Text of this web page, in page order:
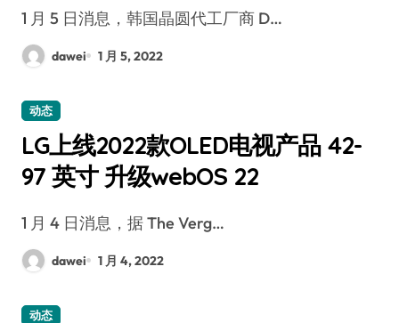
1 月 5 日消息，韩国晶圆代工厂商 D…
dawei 1 月 5, 2022
动态
LG上线2022款OLED电视产品 42-
97 英寸 升级webOS 22
1 月 4 日消息，据 The Verg…
dawei 1 月 4, 2022
动态